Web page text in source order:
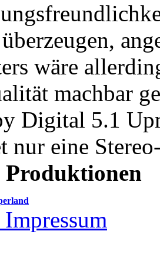
wäre
machbar
Digital 5.1
nur eine
Produktionen